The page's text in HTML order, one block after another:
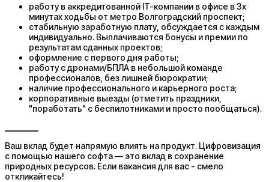
работу в аккредитованной IT-компании в офисе в 3х
минутах ходьбы от метро Волгоградский проспект;
стабильную заработную плату, обсуждается с каждым
индивидуально. Выплачиваются бонусы и премии по
результатам сданных проектов;
оформление с первого дня работы;
работу с дронами/БПЛА в небольшой команде
профессионалов, без лишней бюрократии;
наличие профессионального и карьерного роста;
корпоративные выезды (отметить праздники,
"поработать" с беспилотниками и просто пообщаться).
Ваш вклад будет напрямую влиять на продукт. Цифровизация
с помощью нашего софта — это вклад в сохранение
природных ресурсов. Если вакансия для вас - смело
откликайтесь!